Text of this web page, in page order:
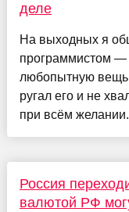
деле
На выходных я
программистом —
любопытную
ругал его и не
при всём
Россия
валютой РФ